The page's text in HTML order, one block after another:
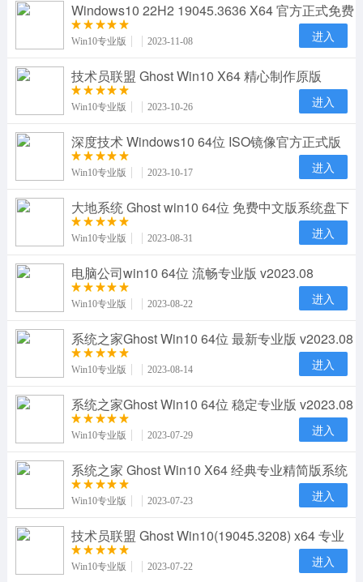
Windows10 22H2 19045.3636 X64 官方正式免费
版下载 v
Win10专业版 2023-11-08 进入
技术员联盟 Ghost Win10 X64 精心制作原版
v2023.10
Win10专业版 2023-10-26 进入
深度技术 Windows10 64位 ISO镜像官方正式版
v2023.10
Win10专业版 2023-10-17 进入
大地系统 Ghost win10 64位 免费中文版系统盘下
载 v20
Win10专业版 2023-08-31 进入
电脑公司win10 64位 流畅专业版 v2023.08
Win10专业版 2023-08-22 进入
系统之家Ghost Win10 64位 最新专业版 v2023.08
Win10专业版 2023-08-14 进入
系统之家Ghost Win10 64位 稳定专业版 v2023.08
Win10专业版 2023-07-29 进入
系统之家 Ghost Win10 X64 经典专业精简版系统
下载 v2
Win10专业版 2023-07-23 进入
技术员联盟 Ghost Win10(19045.3208) x64 专业
版下载
Win10专业版 2023-07-22 进入